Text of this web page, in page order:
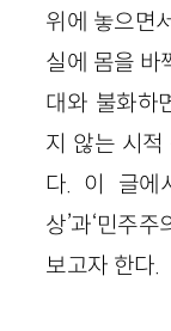
위에 놓으면
실에 몸을 바
대와 불화하
지 않는 시적
다. 이 글에
상’과‘민주
보고자 한다.